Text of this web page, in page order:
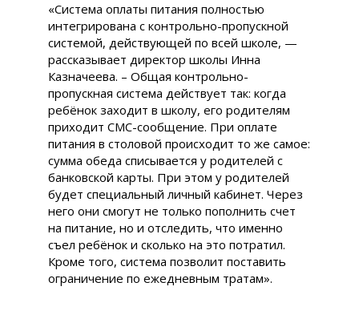
«Система оплаты питания полностью
интегрирована с контрольно-пропускной
системой, действующей по всей школе, —
рассказывает директор школы Инна
Казначеева. – Общая контрольно-
пропускная система действует так: когда
ребёнок заходит в школу, его родителям
приходит СМС-сообщение. При оплате
питания в столовой происходит то же самое:
сумма обеда списывается у родителей с
банковской карты. При этом у родителей
будет специальный личный кабинет. Через
него они смогут не только пополнить счет
на питание, но и отследить, что именно
съел ребёнок и сколько на это потратил.
Кроме того, система позволит поставить
ограничение по ежедневным тратам».